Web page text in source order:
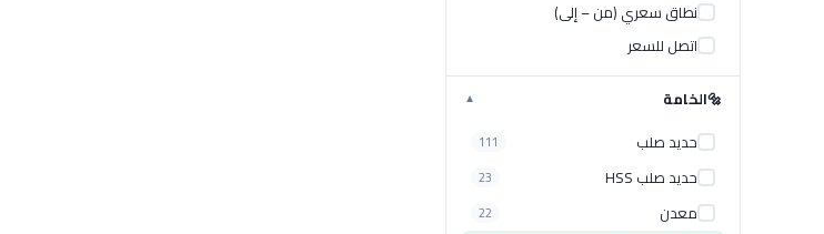
نطاق سعري (من – إلى)
اتصل للسعر
🔩الخامة ▼
حديد صلب 111
حديد صلب HSS 23
معدن 22